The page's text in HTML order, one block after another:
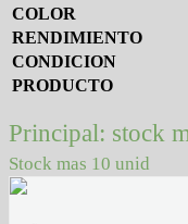
COLOR
RENDIMIENTO
CONDICION
PRODUCTO
Principal: stock
Stock mas 10 unid